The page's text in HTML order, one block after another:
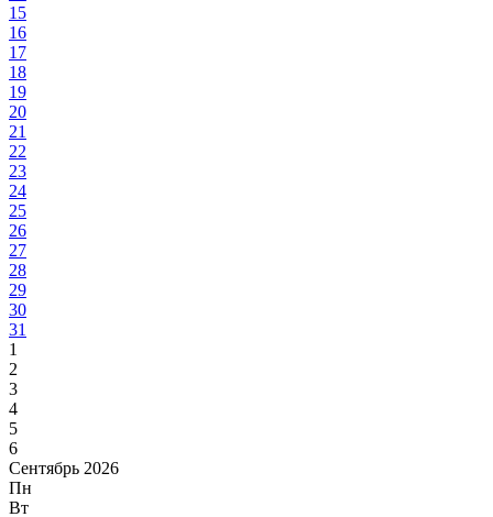
15
16
17
18
19
20
21
22
23
24
25
26
27
28
29
30
31
1
2
3
4
5
6
Сентябрь 2026
Пн
Вт